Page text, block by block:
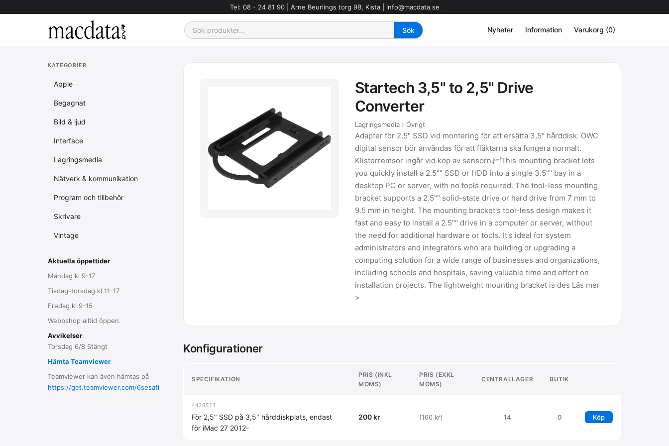
Tel: 08 - 24 81 90 | Arne Beurlings torg 9B, Kista | info@macdata.se
Nyheter Information Varukorg (0)
KATEGORIER
Apple
Begagnat
Bild & ljud
Interface
Lagringsmedia
Nätverk & kommunikation
Program och tillbehör
Skrivare
Vintage
Aktuella öppettider
Måndag kl 9-17
Tisdag-torsdag kl 11-17
Fredag kl 9-15
Webbshop alltid öppen.
Avvikelser:
Torsdag 6/8 Stängt
Hämta Teamviewer
Teamviewer kan även hämtas på
https://get.teamviewer.com/6sesafi
Startech 3,5" to 2,5" Drive
Converter
Lagringsmedia › Övrigt
Adapter för 2,5" SSD vid montering för att ersätta 3,5" hårddisk. OWC
digital sensor bör användas för att fläktarna ska fungera normalt.
Klisterremsor ingår vid köp av sensorn. This mounting bracket lets
you quickly install a 2.5"" SSD or HDD into a single 3.5"" bay in a
desktop PC or server, with no tools required. The tool-less mounting
bracket supports a 2.5"" solid-state drive or hard drive from 7 mm to
9.5 mm in height. The mounting bracket's tool-less design makes it
fast and easy to install a 2.5"" drive in a computer or server, without
the need for additional hardware or tools. It's ideal for system
administrators and integrators who are building or upgrading a
computing solution for a wide range of businesses and organizations,
including schools and hospitals, saving valuable time and effort on
installation projects. The lightweight mounting bracket is des Läs mer
>
Konfigurationer
SPECIFIKATION
PRIS (INKL
MOMS)
PRIS (EXKL
MOMS)
CENTRALLAGER BUTIK
4428511
För 2,5" SSD på 3,5" hårddiskplats, endast
för iMac 27 2012-
200 kr (160 kr) 14 0 Köp